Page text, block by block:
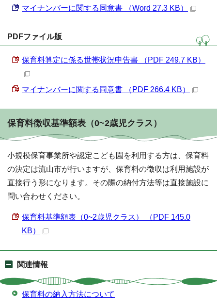
マイナンバーに関する同意書 （Word 27.3 KB）
PDFファイル版
保育料算定に係る世帯状況申告書 （PDF 249.7 KB）
マイナンバーに関する同意書 （PDF 266.4 KB）
保育料徴収基準額表（0~2歳児クラス）
小規模保育事業所や認定こども園を利用する方は、保育料
の決定は流山市が行いますが、保育料の徴収は利用施設が
直接行う形になります。その際の納付方法等は直接施設に
問い合わせください。
保育料基準額表（0~2歳児クラス） （PDF 145.0
KB）
関連情報
保育料の納入方法について